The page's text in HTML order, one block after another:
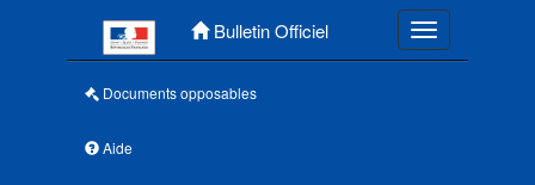
Bulletin Officiel Toggle
Documents opposables
Aide